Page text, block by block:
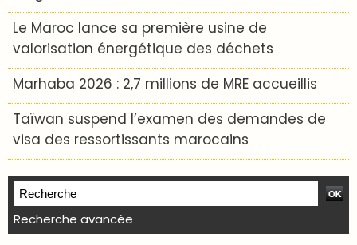
Le Maroc lance sa première usine de
valorisation énergétique des déchets
Marhaba 2026 : 2,7 millions de MRE accueillis
Taïwan suspend l’examen des demandes de
visa des ressortissants marocains
Recherche avancée